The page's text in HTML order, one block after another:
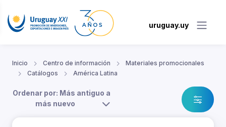
uruguay.uy
Inicio Centro de información
Materiales promocionales
Catálogos
América Latina
Ordenar por: Más antiguo a
más nuevo